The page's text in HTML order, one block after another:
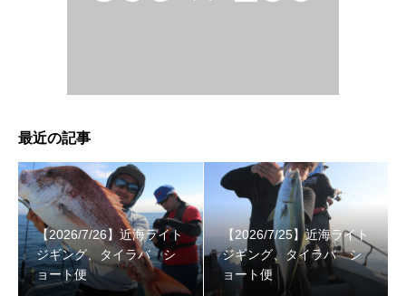
最近の記事
【2026/7/26】近海ライト
ジギング、タイラバ シ
ョート便
【2026/7/25】近海ライト
ジギング、タイラバ シ
ョート便